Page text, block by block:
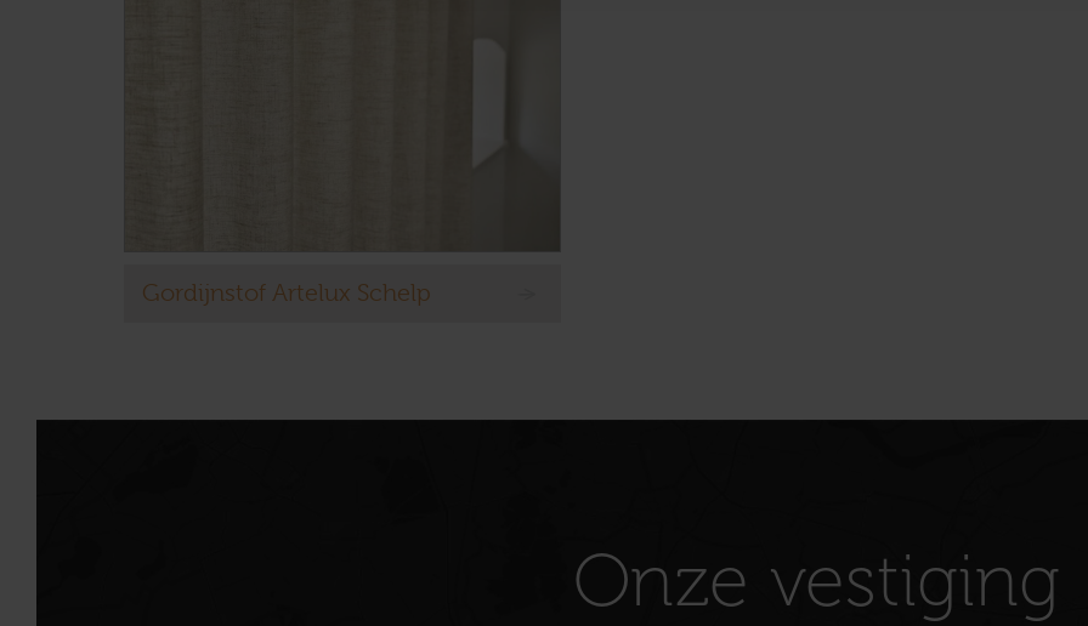
Gordijnstof Artelux Schelp
Onze vestiging